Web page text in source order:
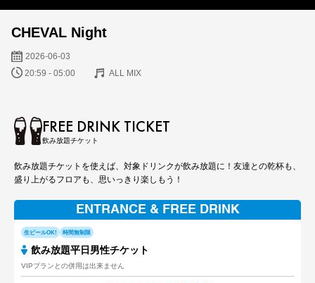
CHEVAL Night
2026-06-03
20:59 - 05:00 ALL MIX
FREE DRINK TICKET
飲み放題チケット
飲み放題チケットを使えば、対象ドリンクが飲み放題に！友達との乾杯も、
盛り上がるフロアも、思いっきり楽しもう！
ENTRANCE & FREE DRINK
生ビールOK! 時間無制限
飲み放題平日男性チケット
VIPプランとの併用は出来ません